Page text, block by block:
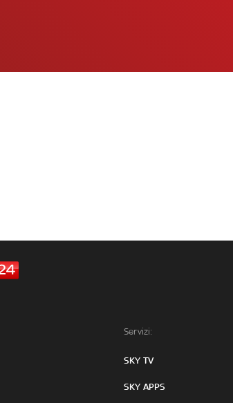
Servizi:
SKY TV
SKY APPS